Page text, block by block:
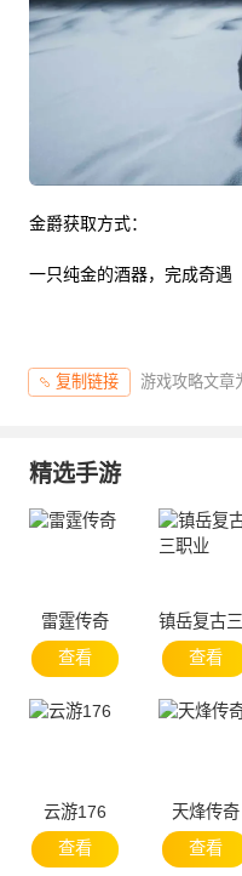
金爵获取方式：
一只纯金的酒器，完成奇遇
复制链接 游戏攻略文章
精选手游
雷霆传奇
查看
镇岳复古三
查看
云游176
查看
天烽传奇
查看